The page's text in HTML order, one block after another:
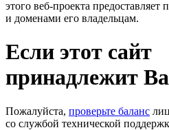
этого веб-проекта предоставляет
и доменами его владельцам.
Если этот сайт
принадлежит
Пожалуйста, проверьте баланс
со службой технической